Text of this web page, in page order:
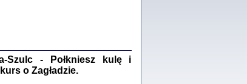
wstęp Jacek Leociak
Warszawa 2021
Szulc - Połkniesz kulę i
o Zagładzie.